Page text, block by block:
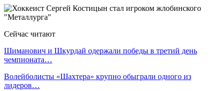
Сейчас читают
Шиманович и Шкурдай одержали победы в третий день
чемпионата…
Волейболисты «Шахтера» крупно обыграли одного из
лидеров…